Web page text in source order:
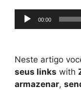
Audio
Player
00:00
Neste artigo
seus links with
armazenar,